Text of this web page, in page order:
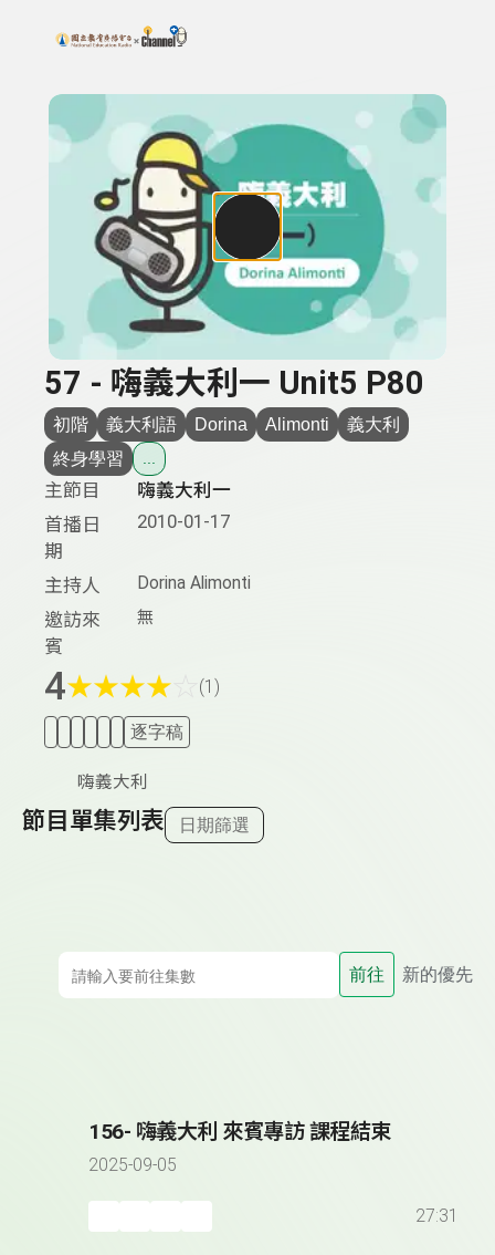
上方功能區塊
搜尋關鍵字：可輸入節目名稱、主持人或關鍵字
57 - 嗨義大利一 Unit5 P80
初階 義大利語 Dorina Alimonti
義大利
終身學習
...
主節目
嗨義大利一
首播日
期
2010-01-17
主持人 Dorina Alimonti
邀訪來
賓
無
4★★★★ (1)
逐字稿
嗨義大利
節目單集列表 日期篩選
前往 新的優先
156- 嗨義大利 來賓專訪 課程結束
2025-09-05
27:31